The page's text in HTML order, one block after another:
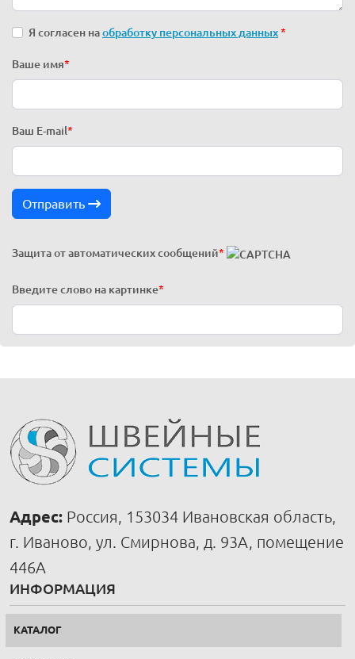
Я согласен наобработку персональных данных*
Ваше имя*
Ваш E-mail*
Отправить
Защита от автоматических сообщений*
Введите слово на картинке*
Адрес: Россия, 153034 Ивановская область,
г. Иваново, ул. Смирнова, д. 93А, помещение
446А
ИНФОРМАЦИЯ
КАТАЛОГ